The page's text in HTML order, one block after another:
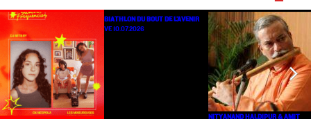
BIATHLON DU BOUT DE L’AVENIR
VE 10.07.2026
NITYANAND HALDIPUR & AMIT